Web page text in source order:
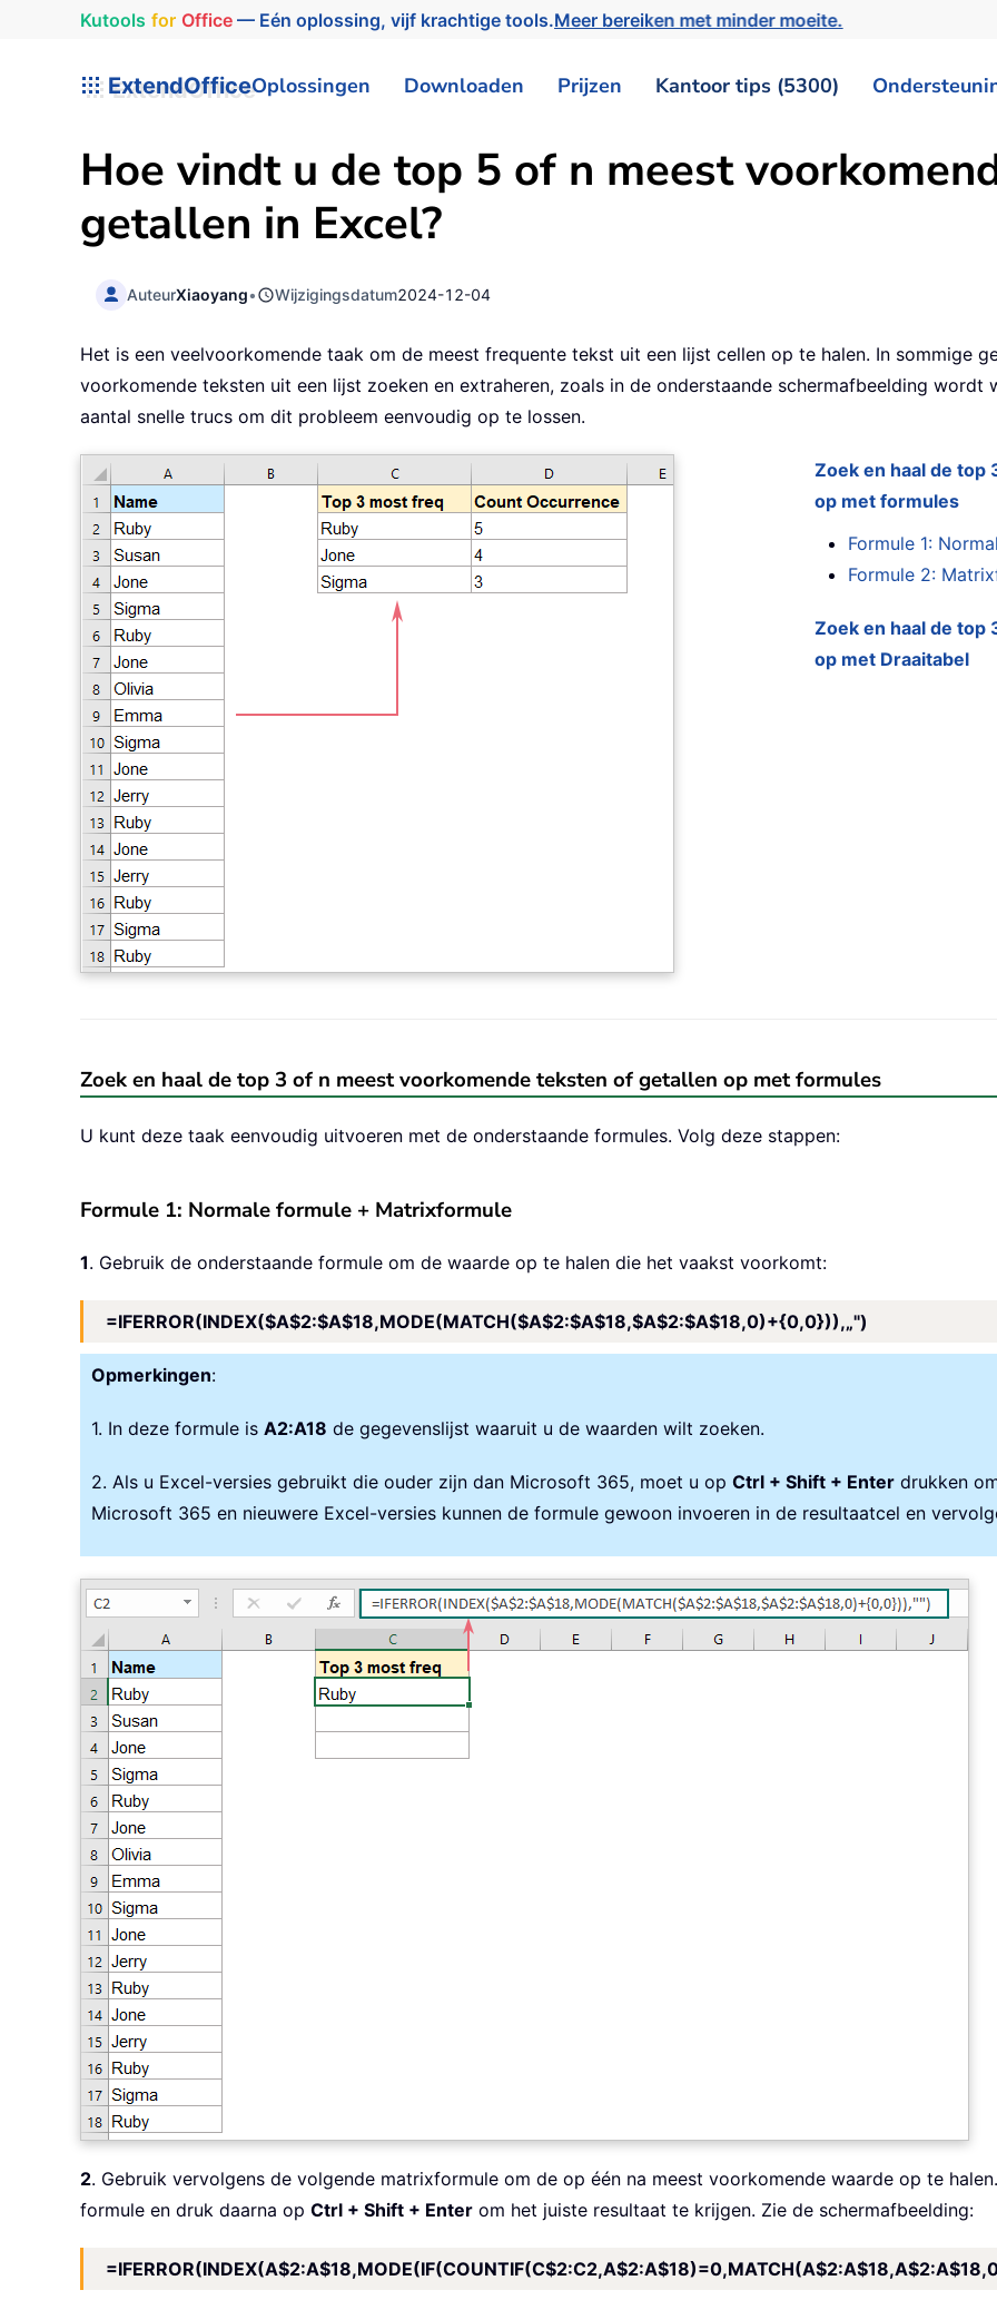
Kutools for Office— Eén oplossing, vijf krachtige tools.Meer bereiken met minder moeite.
ExtendOfficeOplossingen Downloaden Prijzen Kantoor tips (5300)
Hoe vindt u de top 5 of n meest
getallen in Excel?
AuteurXiaoyang• Wijzigingsdatum2024-12-04
Het is een veelvoorkomende taak om de meest frequente tekst uit een lijst cellen op te halen. In sommige
voorkomende teksten uit een lijst zoeken en extraheren, zoals in de onderstaande schermafbeelding
aantal snelle trucs om dit probleem eenvoudig op te lossen.
Zoek en haal de top
op met formules
Formule 1:
Formule 2:
Zoek en haal de top
op met Draaitabel
Zoek en haal de top 3 of n meest voorkomende teksten of getallen op met formules
U kunt deze taak eenvoudig uitvoeren met de onderstaande formules. Volg deze stappen:
Formule 1: Normale formule + Matrixformule
1. Gebruik de onderstaande formule om de waarde op te halen die het vaakst voorkomt:
=IFERROR(INDEX($A$2:$A$18,MODE(MATCH($A$2:$A$18,$A$2:$A$18,0)+{0,0})),„")
Opmerkingen:
1. In deze formule is A2:A18 de gegevenslijst waaruit u de waarden wilt zoeken.
2. Als u Excel-versies gebruikt die ouder zijn dan Microsoft 365, moet u op Ctrl + Shift + Enter drukken
Microsoft 365 en nieuwere Excel-versies kunnen de formule gewoon invoeren in de resultaatcel en
2. Gebruik vervolgens de volgende matrixformule om de op één na meest voorkomende waarde op te
formule en druk daarna op Ctrl + Shift + Enter om het juiste resultaat te krijgen. Zie de schermafbeelding: